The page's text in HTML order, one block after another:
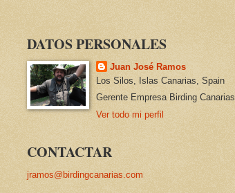
DATOS PERSONALES
Juan José Ramos
Los Silos, Islas Canarias, Spain
Gerente Empresa Birding Canarias
Ver todo mi perfil
CONTACTAR
jramos@birdingcanarias.com